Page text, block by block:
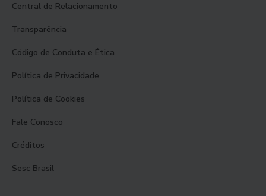
Central de Relacionamento
Transparência
Código de Conduta e Ética
Política de Privacidade
Política de Cookies
Fale Conosco
Créditos
Sesc Brasil